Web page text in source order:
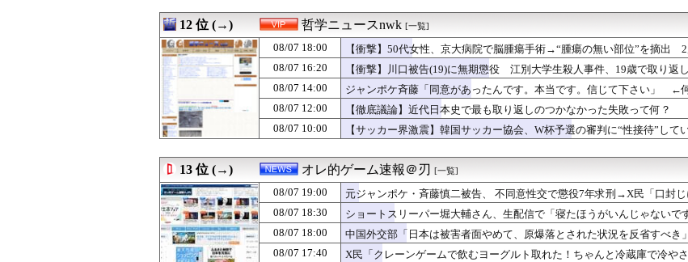
08/07 18:00
【Kindle漫画50％ポイント還元とか！】リアル、テコンダー朴、Harlem...
08/07 18:00
【ミリシタ】ごっつ大阪ですやん🐙
08/07 18:00
海外「史上最高のゲームだと思ってる。そのうえで誰にも勧めない」満点なのに人を
08/07 18:00
韓国人「多くを助けられず申し訳ない」交代出場したソン・フンミン、南アフリカ戦
08/07 18:00
ワンコ『後ろにいる…絶対いる…でも振り返っちゃいけないヤツだ…』
08/07 18:00
【朗報】韓国人「59年やった店の最終日、深夜0時から行列」
08/07 18:00
TOKIO～光を求めて～ 二部 第１１６話
08/07 18:00
『スプラトゥーン レイダース』スモーカーは本体が弱いからぎりぎり許せ… やっぱ...
08/07 18:00
文在寅、航空未経験の娘婿を重役にして収賄で起訴された
08/07 17:57
「ご自由にどうぞ」のお菓子が余ってた
08/07 17:57
ワイ「iPhone高いなあAndroidに変えるか・・・おっこれええやん！」→...
08/07 17:57
小児科のキッズスペースが嫌いだけど人に言えない。感染気になるけどあったら絶対
08/07 17:55
中国にて、誰も欲しがらないEVを「売れたこと」にして補助金を騙し取る事案が横行
08/07 17:50
旦那が毎日晩酌するんだけど、夜に子どもが急に体調悪くなったら対応するのは絶対
08/07 17:47
【巨乳画像】大躍進中の桃月なしこ、水着グラビアがパーフェクトボディすぎるwww...
08/07 17:47
畑下由佳アナ ニットの胸元がくっきり！！
12 位 (→) 哲学ニュースnwk [一覧]
08/07 18:00
【衝撃】50代女性、京大病院で脳腫瘍手術→“腫瘍の無い部位”を摘出
物状態”に
08/07 16:20
【衝撃】川口被告(19)に無期懲役 江別大学生殺人事件、19歳で取り返
08/07 14:00
ジャンポケ斉藤「同意があったんです。本当です。信じて下さい」 ←
08/07 12:00
【徹底議論】近代日本史で最も取り返しのつかなかった失敗って何？
08/07 10:00
【サッカー界激震】韓国サッカー協会、W杯予選の審判に“性接待”し
13 位 (→) オレ的ゲーム速報＠刃 [一覧]
08/07 19:00
元ジャンポケ・斉藤慎二被告、 不同意性交で懲役7年求刑→X民「口
ねを超えて共感されまくる
08/07 18:30
ショートスリーパー堀大輔さん、生配信で「寝たほうがいんじゃない
ると話題に・・・
08/07 18:00
中国外交部「日本は被害者面やめて、原爆落とされた状況を反省すべき」
08/07 17:40
X民「クレーンゲームで飲むヨーグルト取れた！ちゃんと冷蔵庫で冷や